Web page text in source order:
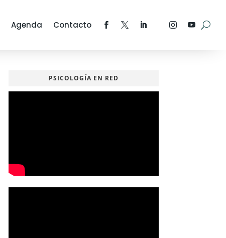
Agenda Contacto
PSICOLOGÍA EN RED